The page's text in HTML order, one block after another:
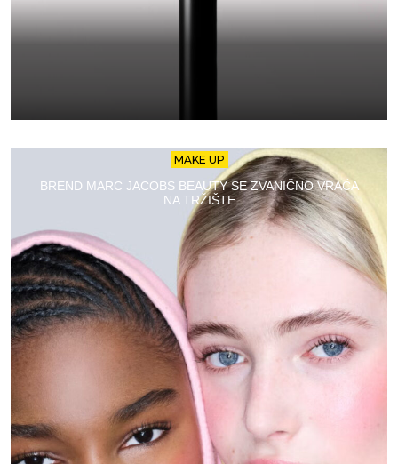
MAKE UP
BREND MARC JACOBS BEAUTY SE ZVANIČNO VRAĆA
NA TRŽIŠTE